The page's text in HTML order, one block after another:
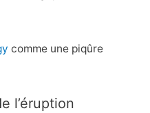
comme une piqûre
l’éruption